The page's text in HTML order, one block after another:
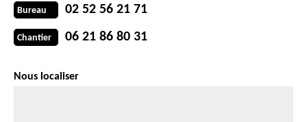
Bureau 02 52 56 21 71
Chantier 06 21 86 80 31
Nous localiser